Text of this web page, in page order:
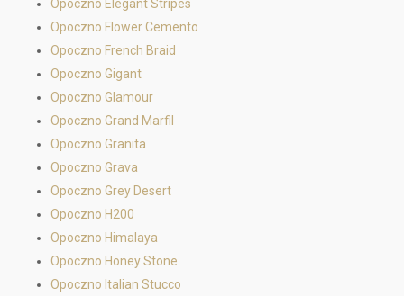
Opoczno Elegant Stripes
Opoczno Flower Cemento
Opoczno French Braid
Opoczno Gigant
Opoczno Glamour
Opoczno Grand Marfil
Opoczno Granita
Opoczno Grava
Opoczno Grey Desert
Opoczno H200
Opoczno Himalaya
Opoczno Honey Stone
Opoczno Italian Stucco